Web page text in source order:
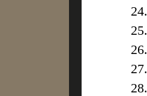
24.
25.
26.
27.
28.